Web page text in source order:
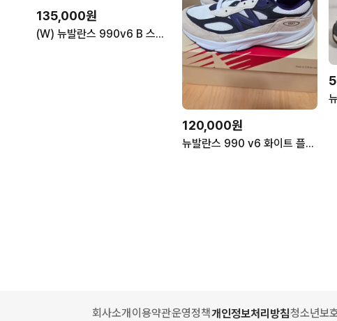
135,000원
(W) 뉴발란스 990v6 B 스탠다드 240
120,000원
뉴발란스 990 v6 화이트 플럼 [235] 새상품
회사소개 이용약관운영정책개인정보처리방침청소년보